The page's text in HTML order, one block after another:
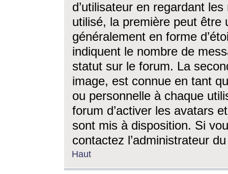
d’utilisateur en regardant
utilisé, la première peut être
généralement en forme
indiquent le nombre de
statut sur le forum. La
image, est connue en tant
ou personnelle à chaque
forum d’activer les avatars
sont mis à disposition. Si
contactez l’administrateur
Haut